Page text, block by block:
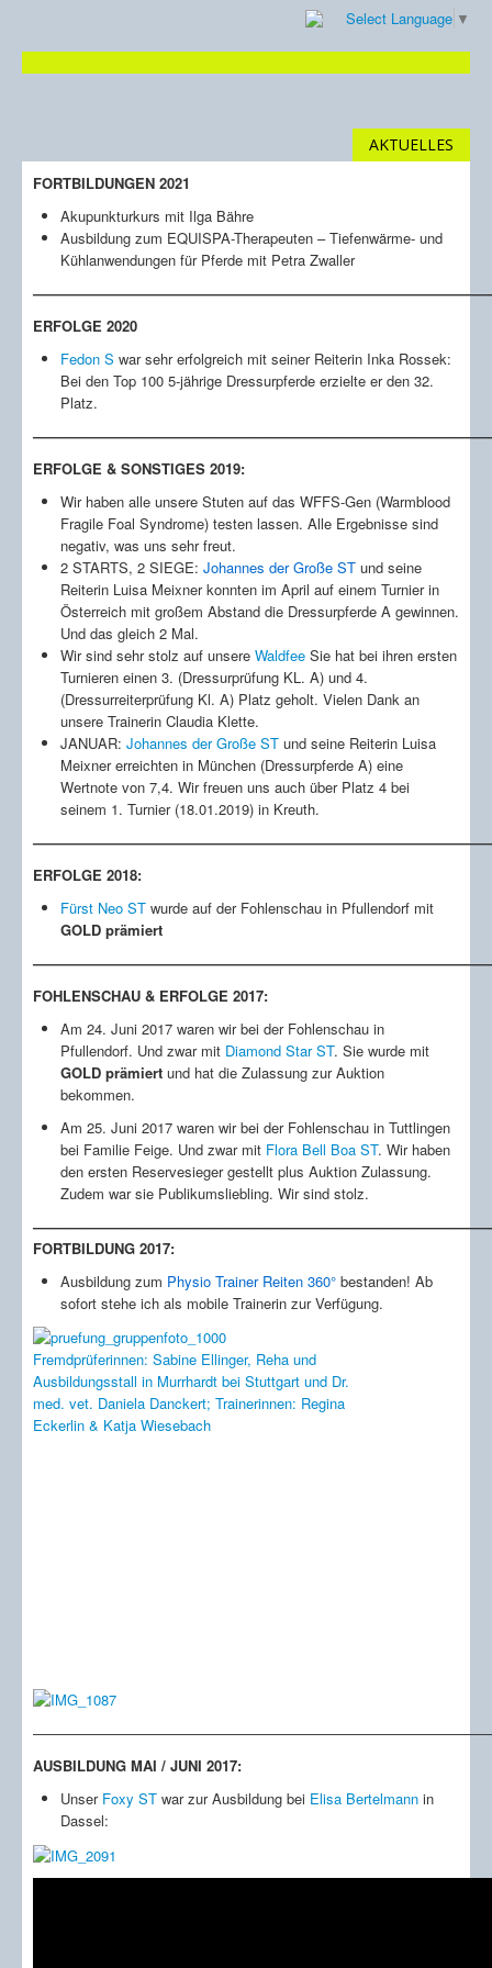
Select Language ▼
UNSERE LANDWIRTSCHAFT
REITANLAGE
PFERDEHALTUNG
PFERDE
FOHLEN
JAHRGANG 2020
JAHRGANG 2019
DION ST
JAHRGANG 2018
DIVA FREYJA ST
JAHRGANG 2017
CAJA DE MARON ST
DIAMOND STAR ST
FLORA BELL BOA ST
RAWIJA ST
JAHRGANG 2016
DIVA ROXANN ST
WALDROSE ST
JAHRGANG 2015
FEDON ST
JOHANNES DER GROSSE ST
FIENE BELL BOA ST
JAHRGANG 2014
FEODORA
DON DARLEY
FOXY ST
KARANDINE
RAPSODIE
ROYAL LADY
FAVERA BELL BOA
DIVA RUBINA I
DARK DIAMOND
VERKAUF
TURNIERPFERDE
ROYAL LADY
BRIATORE
ZUCHTPLANUNG
AHNENGALERIE
AKTUELLES
LINKS
AKTUELLES
FORTBILDUNGEN 2021
Akupunkturkurs mit Ilga Bähre
Ausbildung zum EQUISPA-Therapeuten – Tiefenwärme- und
Kühlanwendungen für Pferde mit Petra Zwaller
ERFOLGE 2020
Fedon S war sehr erfolgreich mit seiner Reiterin Inka Rossek:
Bei den Top 100 5-jährige Dressurpferde erzielte er den 32.
Platz.
ERFOLGE & SONSTIGES 2019:
Wir haben alle unsere Stuten auf das WFFS-Gen (Warmblood
Fragile Foal Syndrome) testen lassen. Alle Ergebnisse sind
negativ, was uns sehr freut.
2 STARTS, 2 SIEGE: Johannes der Große ST und seine
Reiterin Luisa Meixner konnten im April auf einem Turnier in
Österreich mit großem Abstand die Dressurpferde A gewinnen.
Und das gleich 2 Mal.
Wir sind sehr stolz auf unsere Waldfee Sie hat bei ihren ersten
Turnieren einen 3. (Dressurprüfung KL. A) und 4.
(Dressurreiterprüfung Kl. A) Platz geholt. Vielen Dank an
unsere Trainerin Claudia Klette.
JANUAR: Johannes der Große ST und seine Reiterin Luisa
Meixner erreichten in München (Dressurpferde A) eine
Wertnote von 7,4. Wir freuen uns auch über Platz 4 bei
seinem 1. Turnier (18.01.2019) in Kreuth.
ERFOLGE 2018:
Fürst Neo ST wurde auf der Fohlenschau in Pfullendorf mit
GOLD prämiert
FOHLENSCHAU & ERFOLGE 2017:
Am 24. Juni 2017 waren wir bei der Fohlenschau in
Pfullendorf. Und zwar mit Diamond Star ST. Sie wurde mit
GOLD prämiert und hat die Zulassung zur Auktion
bekommen.
Am 25. Juni 2017 waren wir bei der Fohlenschau in Tuttlingen
bei Familie Feige. Und zwar mit Flora Bell Boa ST. Wir haben
den ersten Reservesieger gestellt plus Auktion Zulassung.
Zudem war sie Publikumsliebling. Wir sind stolz.
FORTBILDUNG 2017:
Ausbildung zum Physio Trainer Reiten 360° bestanden! Ab
sofort stehe ich als mobile Trainerin zur Verfügung.
Fremdprüferinnen: Sabine Ellinger, Reha und
Ausbildungsstall in Murrhardt bei Stuttgart und Dr.
med. vet. Daniela Danckert; Trainerinnen: Regina
Eckerlin & Katja Wiesebach
AUSBILDUNG MAI / JUNI 2017:
Unser Foxy ST war zur Ausbildung bei Elisa Bertelmann in
Dassel: